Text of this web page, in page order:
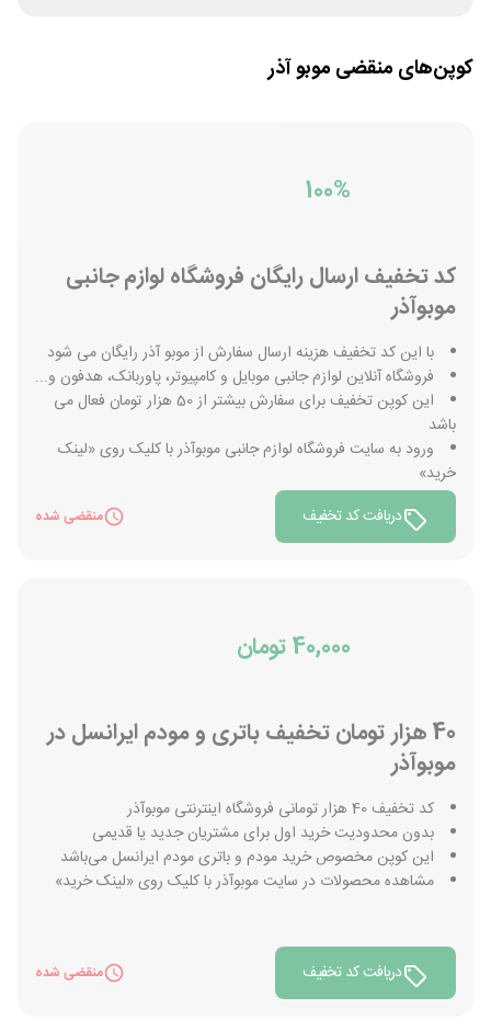
کوپن‌های منقضی موبو آذر
100%
کد تخفیف ارسال رایگان فروشگاه لوازم جانبی
موبوآذر
با این کد تخفیف هزینه ارسال سفارش از موبو آذر رایگان می شود
فروشگاه آنلاین لوازم جانبی موبایل و کامپیوتر، پاوربانک، هدفون و...
این کوپن تخفیف برای سفارش بیشتر از 50 هزار تومان فعال می
باشد
ورود به سایت فروشگاه لوازم جانبی موبوآذر با کلیک روی «لینک
خرید»
دریافت کد تخفیف
منقضی شده
40,000 تومان
40 هزار تومان تخفیف باتری و مودم ایرانسل در
موبوآذر
کد تخفیف 40 هزار تومانی فروشگاه اینترنتی موبوآذر
بدون محدودیت خرید اول برای مشتریان جدید یا قدیمی
این کوپن مخصوص خرید مودم و باتری مودم ایرانسل می‌باشد
مشاهده محصولات در سایت موبوآذر با کلیک روی «لینک خرید»
دریافت کد تخفیف منقضی شده